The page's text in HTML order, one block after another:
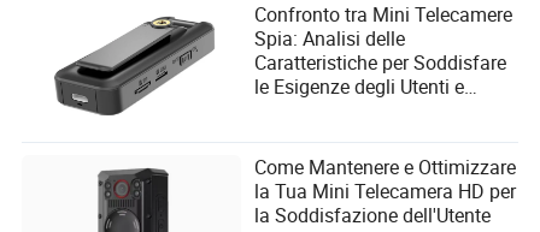
Confronto tra Mini Telecamere
Spia: Analisi delle
Caratteristiche per Soddisfare
le Esigenze degli Utenti e
Come Mantenere e Ottimizzare
la Tua Mini Telecamera HD per
la Soddisfazione dell'Utente